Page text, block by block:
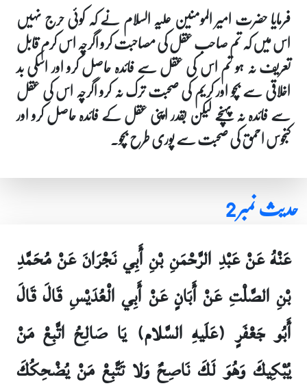
فرمایا حضرت امیر المومنین علیہ السلام نے کہ کوئی حرج نہیں
اس میں کہ تم صاحب عقل کی مصاحبت کرو اگرچہ اس کرم قابل
تعریف نہ ہو تم اس کی عقل سے فائدہ حاصل کرو اور اسکی بد
اخلاقی سے بچو اور کریم کی صحبت ترک نہ کرو اگرچہ اس کی عقل
سے فائدہ نہ پہنچے لیکن بقدر اپنی عقل کے فائدہ حاصل کرو اور
کنجوس احمق کی صحبت سے پوری طرح بچو۔
حدیث نمبر 2
عَنْهُ عَنْ عَبْدِ الرَّحْمَنِ بْنِ أَبِي نَجْرَانَ عَنْ مُحَمَّدِ
بْنِ الصَّلْتِ عَنْ أَبَانٍ عَنْ أَبِي الْعُدَيْسِ قَالَ قَالَ
أَبُو جَعْفَرٍ (عَلَيهِ السَّلام) يَا صَالِحُ اتَّبِعْ مَنْ
يُبْكِيكَ وَهُوَ لَكَ نَاصِحٌ وَلا تَتَّبِعْ مَنْ يُضْحِكُكَ